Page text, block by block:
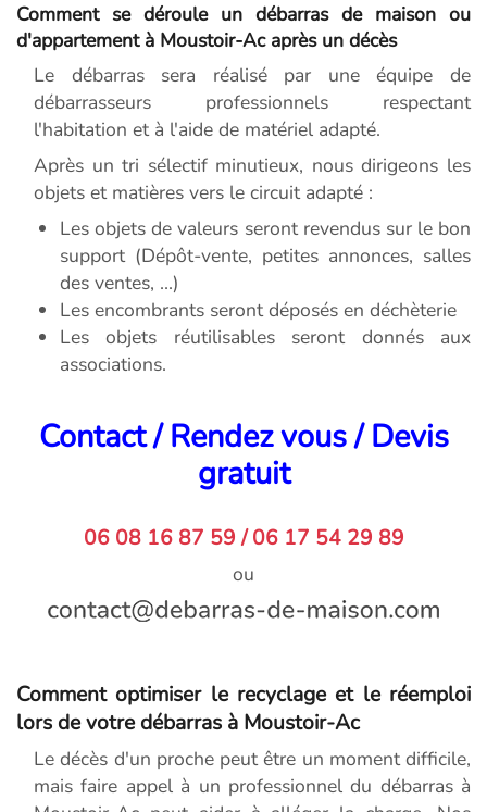
Comment se déroule un débarras de maison ou
d'appartement à Moustoir-Ac après un décès
Le débarras sera réalisé par une équipe de
débarrasseurs professionnels respectant
l'habitation et à l'aide de matériel adapté.
Après un tri sélectif minutieux, nous dirigeons les
objets et matières vers le circuit adapté :
Les objets de valeurs seront revendus sur le bon
support (Dépôt-vente, petites annonces, salles
des ventes, ...)
Les encombrants seront déposés en déchèterie
Les objets réutilisables seront donnés aux
associations.
Contact / Rendez vous / Devis
gratuit
06 08 16 87 59 / 06 17 54 29 89
ou
Comment optimiser le recyclage et le réemploi
lors de votre débarras à Moustoir-Ac
Le décès d'un proche peut être un moment difficile,
mais faire appel à un professionnel du débarras à